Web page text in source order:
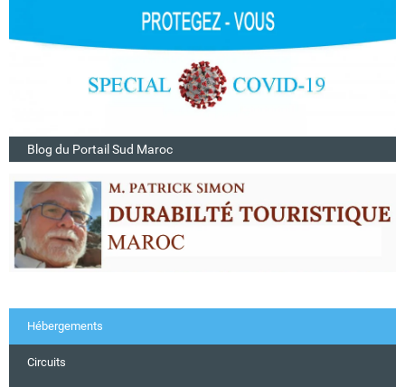
Blog du Portail Sud Maroc
Hébergements
Circuits